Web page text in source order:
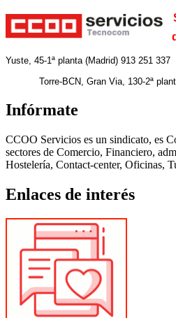
Yuste, 45-1ª planta (Madrid) 913 251 337
Torre-BCN, Gran Via, 130-2ª planta
Infórmate
CCOO Servicios es un sindicato, es
sectores de Comercio, Financiero,
Hostelería, Contact-center, Oficinas,
Enlaces de interés